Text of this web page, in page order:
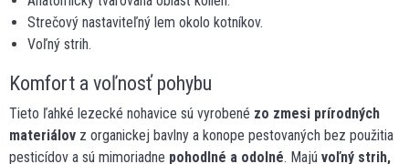
Strečový nastaviteľný lem okolo kotníkov.
Voľný strih.
Komfort a voľnosť pohybu
Tieto ľahké lezecké nohavice sú vyrobené zo zmesi prírodných
materiálov z organickej bavlny a konope pestovaných bez použitia
pesticídov a sú mimoriadne pohodlné a odolné. Majú voľný strih,